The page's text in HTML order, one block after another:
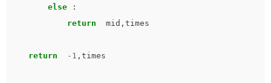
else
:
return
mid , times
return - 1 , times